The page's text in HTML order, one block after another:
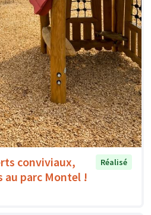
conviviaux,
parc Montel !
Réalisé